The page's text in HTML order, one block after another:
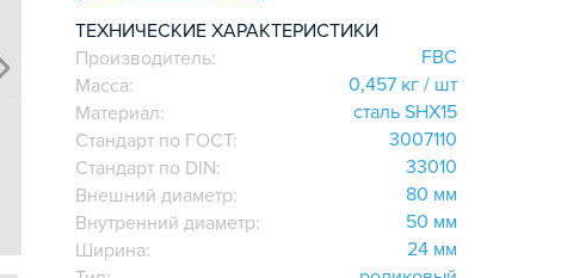
ТЕХНИЧЕСКИЕ ХАРАКТЕРИСТИКИ
Производитель:
FBC
Масса:
0,457 кг / шт
Материал:
сталь SHX15
Стандарт по ГОСТ:
3007110
Стандарт по DIN:
33010
Внешний диаметр:
80 мм
Внутренний диаметр:
50 мм
Ширина:
24 мм